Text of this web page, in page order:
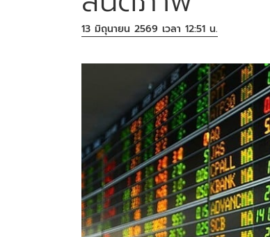
13 มิถุนายน 2569 เวลา 12:51 น.